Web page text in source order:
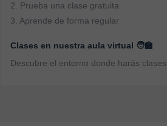
2. Prueba una clase gratuita
3. Aprende de forma regular
Clases en nuestra aula virtual 🧑‍🏫
Descubre el entorno donde harás clases.